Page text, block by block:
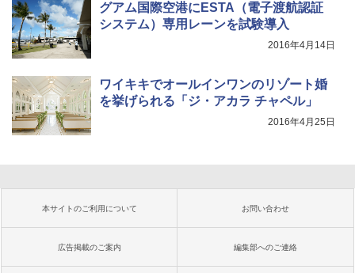
グアム国際空港にESTA（電子渡航認証
システム）専用レーンを試験導入
2016年4月14日
ワイキキでオールインワンのリゾート婚
を挙げられる「ジ・アカラ チャペル」
2016年4月25日
本サイトのご利用について お問い合わせ
広告掲載のご案内 編集部へのご連絡